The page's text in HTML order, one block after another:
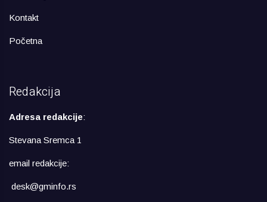
Kontakt
Početna
Redakcija
Adresa redakcije:
Stevana Sremca 1
email redakcije:
desk@gminfo.rs